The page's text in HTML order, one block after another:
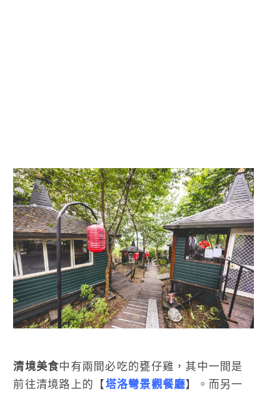
清境美食中有兩間必吃的甕仔雞，其中一間是
前往清境路上的【塔洛彎景觀餐廳】。而另一